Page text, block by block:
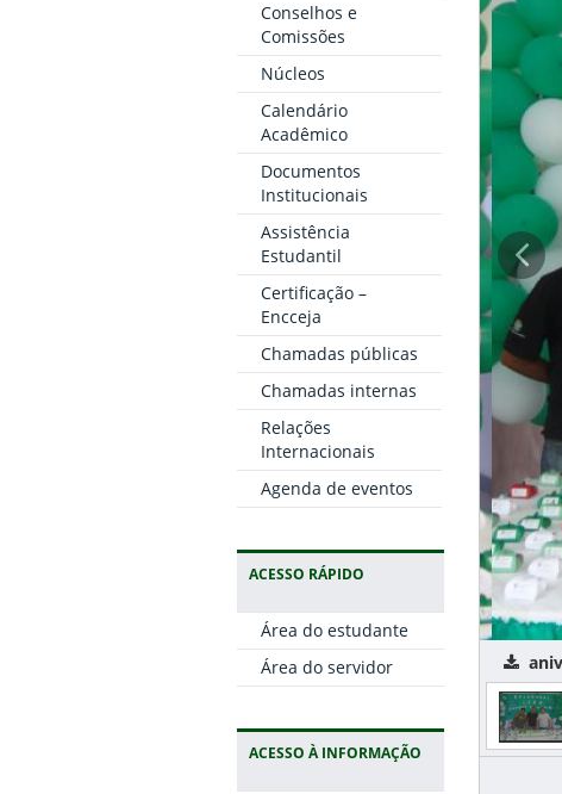
Conselhos e
Comissões
Núcleos
Calendário
Acadêmico
Documentos
Institucionais
Assistência
Estudantil
Certificação –
Encceja
Chamadas públicas
Chamadas internas
Relações
Internacionais
Agenda de eventos
ACESSO RÁPIDO
Área do estudante
Área do servidor
ACESSO À INFORMAÇÃO